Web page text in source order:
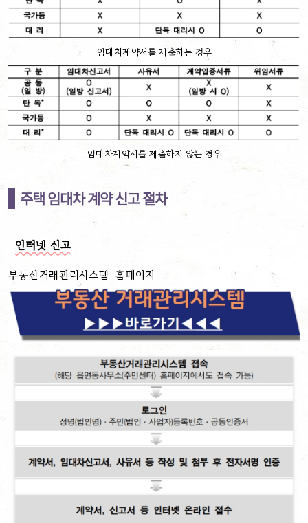
임대차계약서를 제출하는 경우
임대차계약서를 제출하지 않는 경우
주택 임대차 계약 신고 절차
인터넷 신고
부동산거래관리시스템 홈페이지